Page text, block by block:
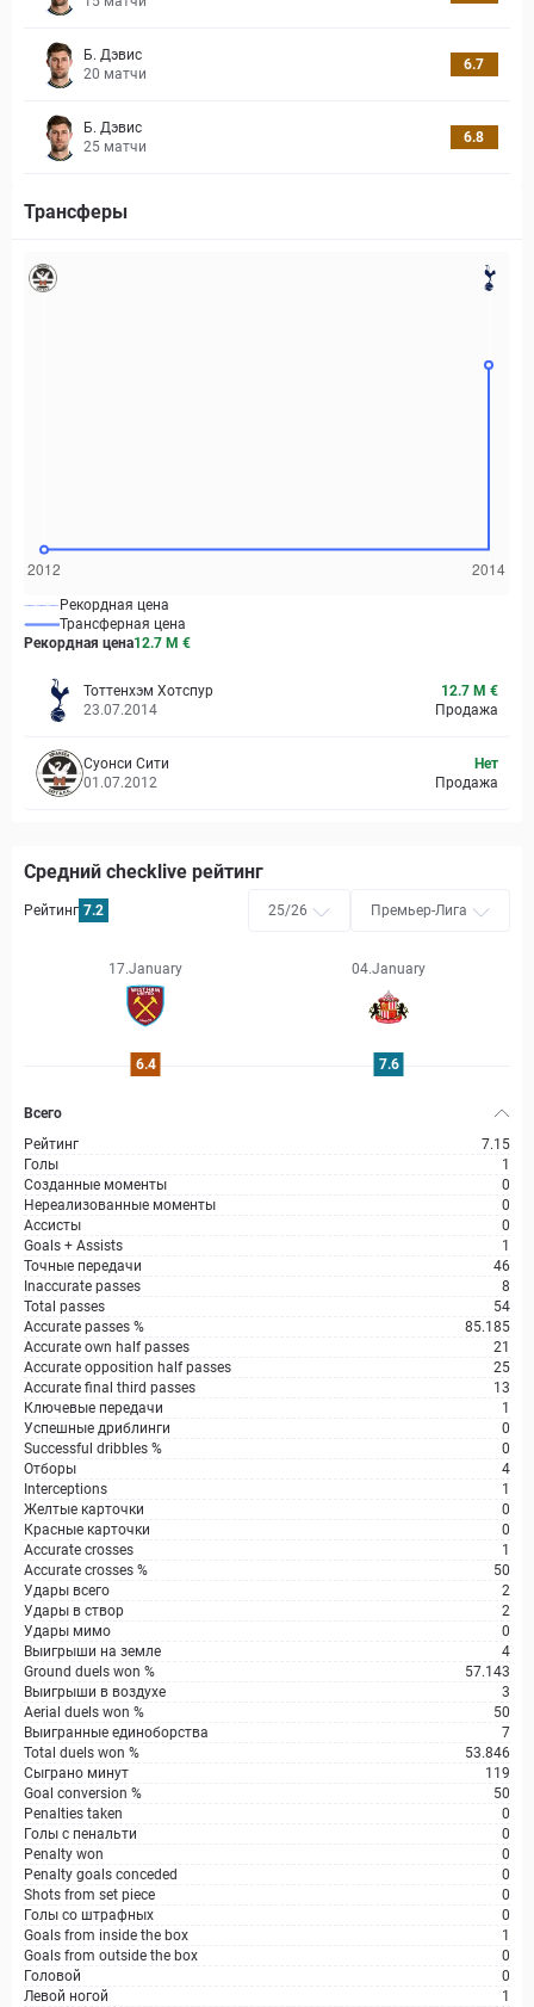
Б. Дэвис
20 матчи
6.7
Б. Дэвис
25 матчи
6.8
Трансферы
Рекордная цена
Трансферная цена
Рекордная цена12.7 M €
Тоттенхэм Хотспур
23.07.2014
12.7 M €
Продажа
Суонси Сити
01.07.2012
Нет
Продажа
Средний checklive рейтинг
Рейтинг 7.2 25/26 Премьер-Лига
17.January 04.January
6.4 7.6
Всего
Рейтинг
7.15
Голы
1
Созданные моменты
0
Нереализованные моменты
0
Ассисты
0
Goals + Assists
1
Точные передачи
46
Inaccurate passes
8
Total passes
54
Accurate passes %
85.185
Accurate own half passes
21
Accurate opposition half passes
25
Accurate final third passes
13
Ключевые передачи
1
Успешные дриблинги
0
Successful dribbles %
0
Отборы
4
Interceptions
1
Желтые карточки
0
Красные карточки
0
Accurate crosses
1
Accurate crosses %
50
Удары всего
2
Удары в створ
2
Удары мимо
0
Выигрыши на земле
4
Ground duels won %
57.143
Выигрыши в воздухе
3
Aerial duels won %
50
Выигранные единоборства
7
Total duels won %
53.846
Сыграно минут
119
Goal conversion %
50
Penalties taken
0
Голы с пенальти
0
Penalty won
0
Penalty goals conceded
0
Shots from set piece
0
Голы со штрафных
0
Goals from inside the box
1
Goals from outside the box
0
Головой
0
Левой ногой
1